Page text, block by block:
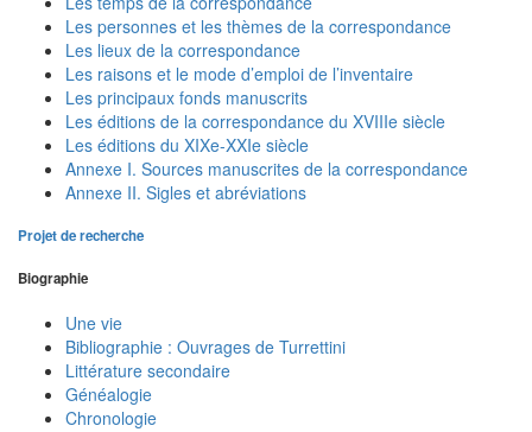
Les personnes et les thèmes de la correspondance
Les lieux de la correspondance
Les raisons et le mode d’emploi de l’inventaire
Les principaux fonds manuscrits
Les éditions de la correspondance du XVIIIe siècle
Les éditions du XIXe-XXIe siècle
Annexe I. Sources manuscrites de la correspondance
Annexe II. Sigles et abréviations
Projet de recherche
Biographie
Une vie
Bibliographie : Ouvrages de Turrettini
Littérature secondaire
Généalogie
Chronologie